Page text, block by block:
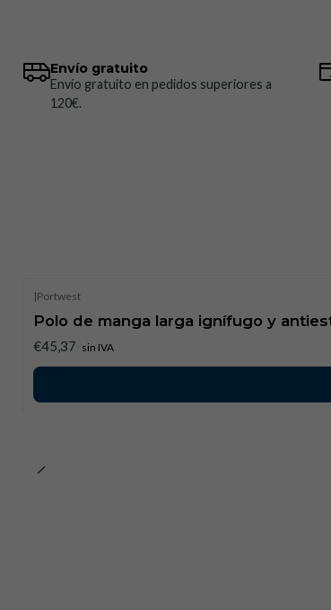
Envío gratuito
Envío gratuito en pedidos superiores a
120€.
|Portwest
Polo de manga larga ignífugo y
€45,37 sin IVA